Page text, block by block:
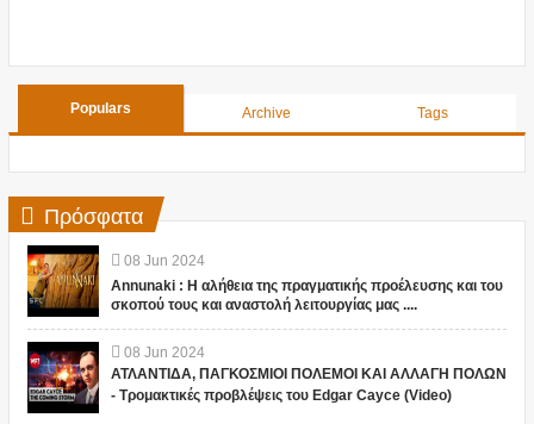
Populars Archive Tags
Πρόσφατα
08 Jun 2024
Annunaki : Η αλήθεια της πραγματικής προέλευσης και του
σκοπού τους και αναστολή λειτουργίας μας ....
08 Jun 2024
ΑΤΛΑΝΤΙΔΑ, ΠΑΓΚΟΣΜΙΟΙ ΠΟΛΕΜΟΙ ΚΑΙ ΑΛΛΑΓΗ ΠΟΛΩΝ
- Τρομακτικές προβλέψεις του Edgar Cayce (Video)